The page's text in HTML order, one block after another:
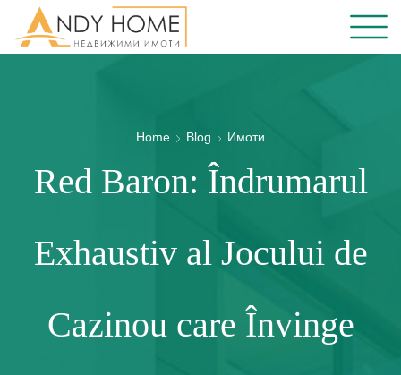
Home Blog Имоти
Red Baron: Îndrumarul
Exhaustiv al Jocului de
Cazinou care Învinge